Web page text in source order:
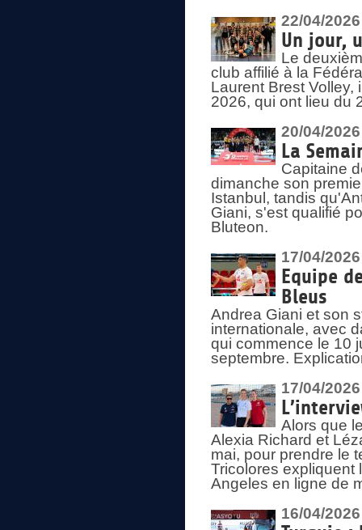
22/04/2026
Un jour,
Le
club affilié à la
Laurent Brest Volley,
2026, qui ont lieu du
20/04/2026
La
Capitaine
dimanche son
Istanbul, tandis
Giani, s'est qualifié
Bluteon.
17/04/2026
Equipe
Bleus
Andrea Giani et son
internationale, avec
qui commence le 10
septembre.
17/04/2026
Alors que
Alexia Richard et
mai, pour prendre le
Tricolores expliquent
Angeles en ligne de
16/04/2026